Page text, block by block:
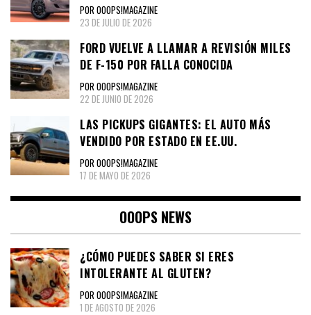
POR OOOPS!MAGAZINE
23 DE JULIO DE 2026
FORD VUELVE A LLAMAR A REVISIÓN MILES
DE F-150 POR FALLA CONOCIDA
POR OOOPS!MAGAZINE
22 DE JUNIO DE 2026
LAS PICKUPS GIGANTES: EL AUTO MÁS
VENDIDO POR ESTADO EN EE.UU.
POR OOOPS!MAGAZINE
17 DE MAYO DE 2026
OOOPS NEWS
¿CÓMO PUEDES SABER SI ERES
INTOLERANTE AL GLUTEN?
POR OOOPS!MAGAZINE
1 DE AGOSTO DE 2026